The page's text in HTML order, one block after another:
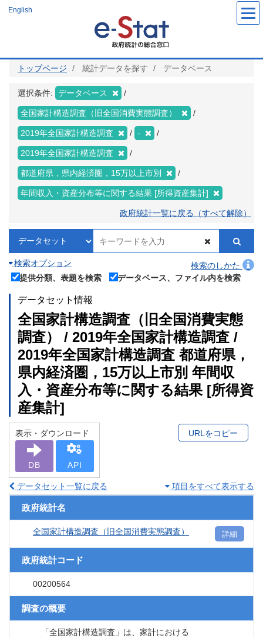
ツ
English
トップページ 統計データを探す データベース
選択条件: データベース
全国家計構造調査（旧全国消費実態調査）
2019年全国家計構造調査 -
2019年全国家計構造調査
都道府県，県内経済圏，15万以上市別
年間収入・資産分布等に関する結果 [所得資産集計]
政府統計一覧に戻る（すべて解除）
検索オプション
検索のしかた
提供分類、表題を検索
データベース、ファイル内を検索
データセット情報
全国家計構造調査（旧全国消費実態
調査） / 2019年全国家計構造調査 /
2019年全国家計構造調査 都道府県，
県内経済圏，15万以上市別 年間収
入・資産分布等に関する結果 [所得資
産集計]
表示・ダウンロード
DB API
URLをコピー
データセット一覧に戻る 項目をすべて表示する
政府統計名
全国家計構造調査（旧全国消費実態調査） 詳細
政府統計コード
00200564
調査の概要
「全国家計構造調査」は、家計における